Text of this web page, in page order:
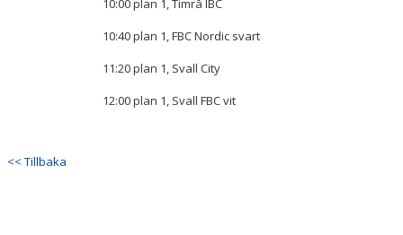
10:00 plan 1, Timrå IBC
10:40 plan 1, FBC Nordic svart
11:20 plan 1, Svall City
12:00 plan 1, Svall FBC vit
<< Tillbaka